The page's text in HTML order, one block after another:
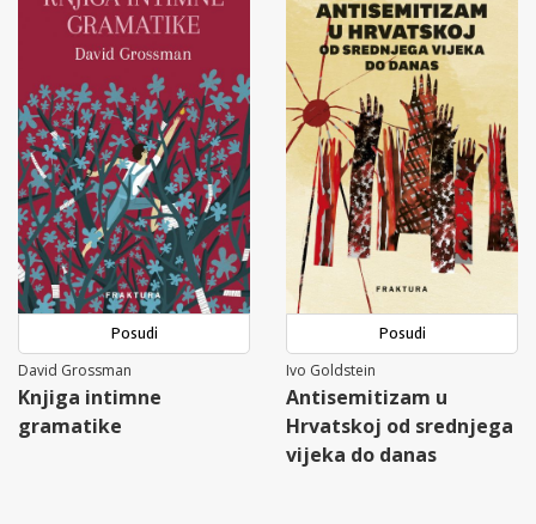
Posudi
David Grossman
Knjiga intimne
gramatike
Posudi
Ivo Goldstein
Antisemitizam u
Hrvatskoj od srednjega
vijeka do danas